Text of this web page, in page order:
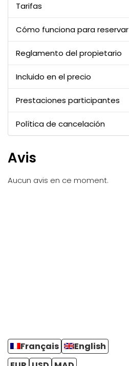
Tarifas
Cómo funciona para reservar
Reglamento del propietario
Incluido en el precio
Prestaciones participantes
Política de cancelación
Avis
Aucun avis en ce moment.
Français
English